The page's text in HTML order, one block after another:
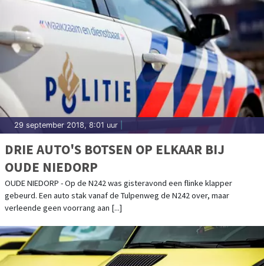
29 september 2018, 8:01 uur
DRIE AUTO'S BOTSEN OP ELKAAR BIJ
OUDE NIEDORP
OUDE NIEDORP - Op de N242 was gisteravond een flinke klapper
gebeurd. Een auto stak vanaf de Tulpenweg de N242 over, maar
verleende geen voorrang aan [...]